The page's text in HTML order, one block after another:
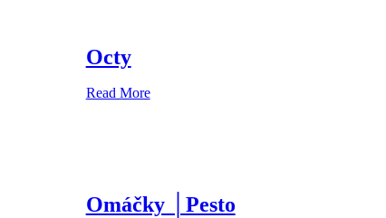
Octy
Read More
Omáčky │Pesto